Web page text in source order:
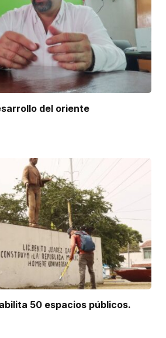
del oriente
50 espacios públicos.